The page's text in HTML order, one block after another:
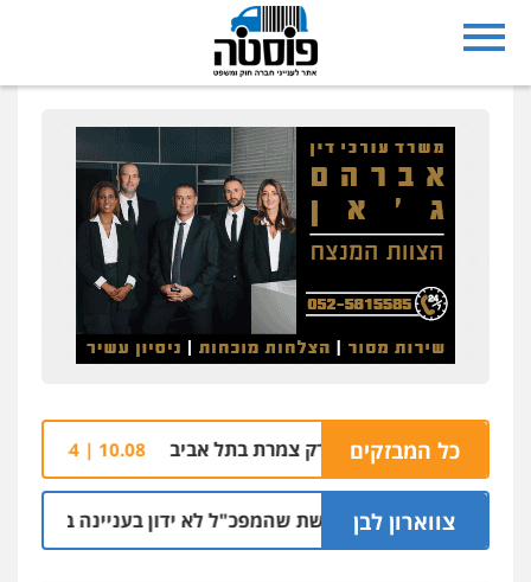
כל המבזקים
שוב: רימון בפארק צמרת בתל אביב 10.08 | 11:44 בחזרה
צווארון לבן
ניצב שושן דורשת שהמפכ"ל לא ידון בעניינה בגלל קרבתו